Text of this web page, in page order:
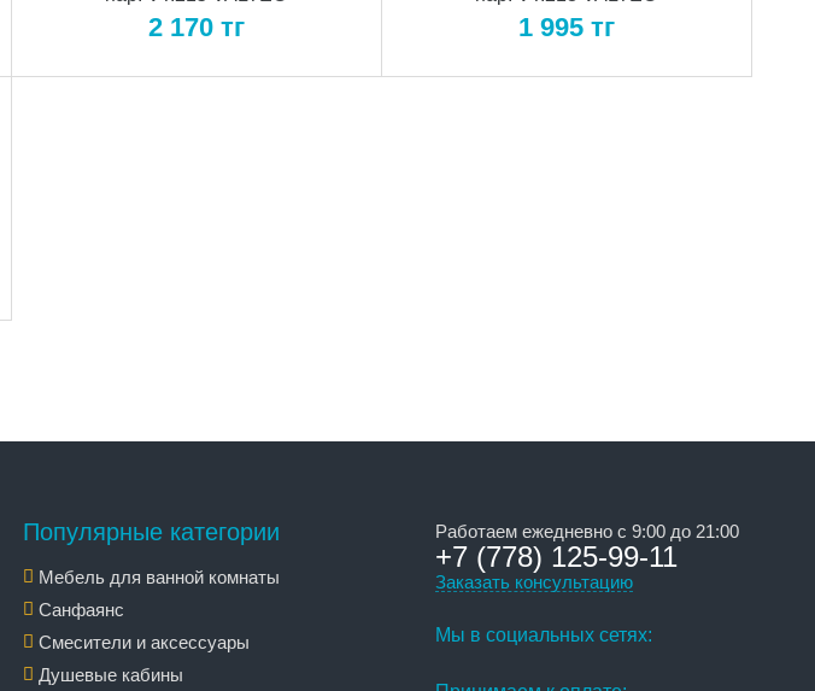
2 170 тг 1 995 тг
Популярные категории
Мебель для ванной комнаты
Санфаянс
Смесители и аксессуары
Душевые кабины
Работаем ежедневно с 9:00 до 21:00
+7 (778) 125-99-11
Заказать консультацию
Мы в социальных сетях: